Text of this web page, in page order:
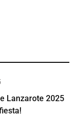
Lanzarote 2025